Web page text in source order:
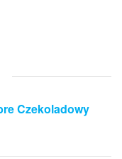
Czekoladowy